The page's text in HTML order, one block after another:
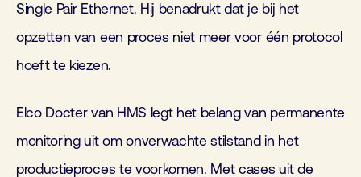
Single Pair Ethernet. Hij benadrukt dat je bij het
opzetten van een proces niet meer voor één protocol
hoeft te kiezen.
Elco Docter van HMS legt het belang van permanente
monitoring uit om onverwachte stilstand in het
productieproces te voorkomen. Met cases uit de